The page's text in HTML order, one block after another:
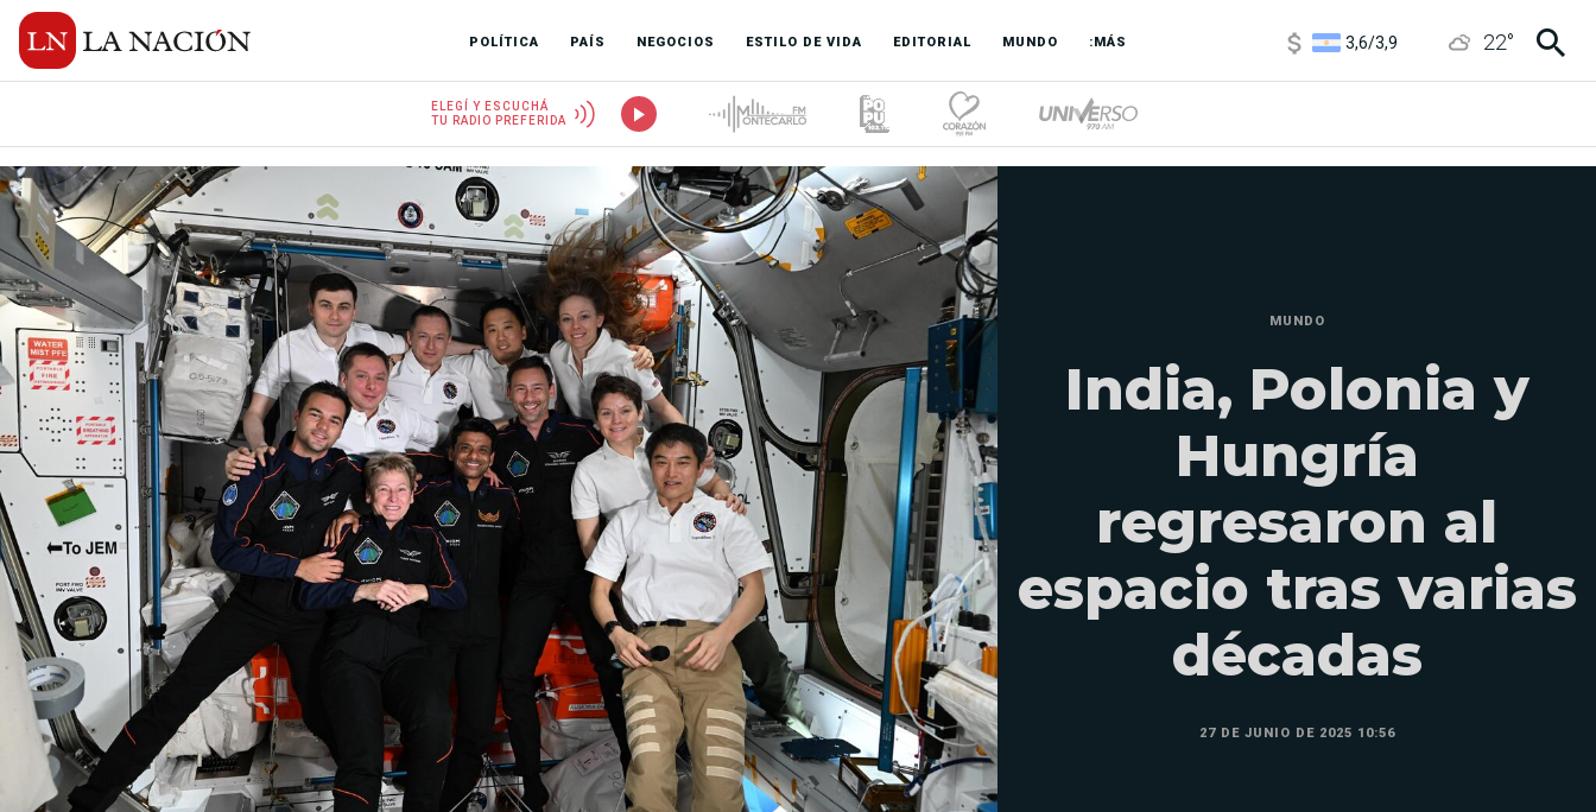
POLÍTICA PAÍS NEGOCIOS ESTILO DE VIDA EDITORIAL MUNDO :MÁS
6850/7200
22°
ELEGÍ Y ESCUCHÁ
TU RADIO PREFERIDA
MUNDO
India, Polonia y
Hungría
regresaron al
espacio tras varias
décadas
27 DE JUNIO DE 2025 10:56